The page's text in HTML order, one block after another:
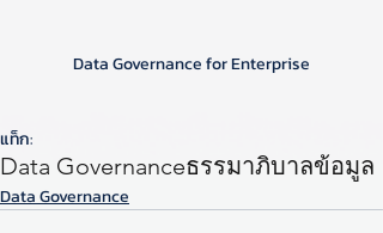
Data Governance for Enterprise
แท็ก:
Data Governanceธรรมาภิบาลข้อมูล
Data Governance